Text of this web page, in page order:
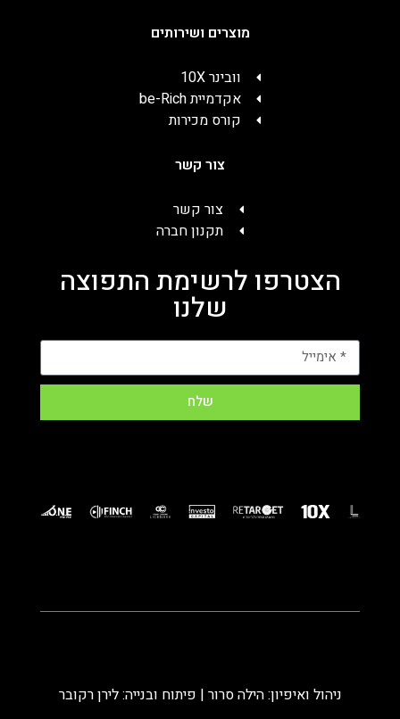
מוצרים ושירותים
וובינר 10X
אקדמיית be-Rich
קורס מכירות
צור קשר
צור קשר
תקנון חברה
הצטרפו לרשימת התפוצה
שלנו
שלח
ניהול ואיפיון: הילה סרור | פיתוח ובנייה: לירן רקובר